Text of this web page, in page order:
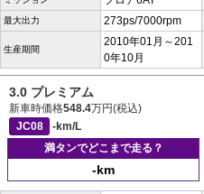
最大出力 273ps/7000rpm
生産期間
2010年01月～201
0年10月
3.0 プレミアム
新車時価格548.4万円(税込)
JC08
-km/L
満タンでどこまで走る？
-km